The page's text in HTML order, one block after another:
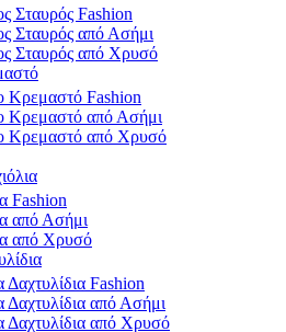
Σταυρός Fashion
Σταυρός από Ασήμι
Σταυρός από Χρυσό
Κρεμαστό Fashion
Κρεμαστό από Ασήμι
Κρεμαστό από Χρυσό
Fashion
από Ασήμι
από Χρυσό
Δαχτυλίδια Fashion
Δαχτυλίδια από Ασήμι
Δαχτυλίδια από Χρυσό